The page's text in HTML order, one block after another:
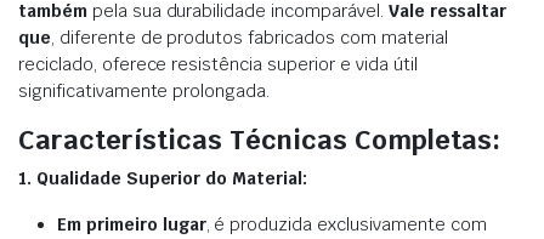
também pela sua durabilidade incomparável. Vale ressaltar
que, diferente de produtos fabricados com material
reciclado, oferece resistência superior e vida útil
significativamente prolongada.
Características Técnicas Completas:
1. Qualidade Superior do Material:
Em primeiro lugar, é produzida exclusivamente com